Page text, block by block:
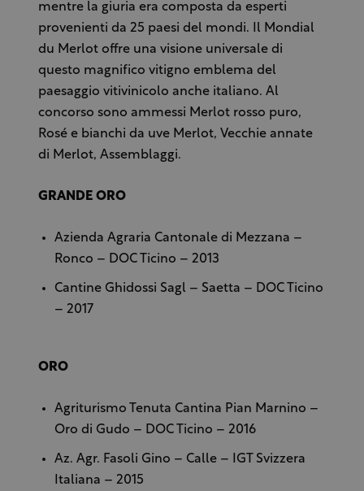
mentre la giuria era composta da esperti
provenienti da 25 paesi del mondi. Il Mondial
du Merlot offre una visione universale di
questo magnifico vitigno emblema del
paesaggio vitivinicolo anche italiano. Al
concorso sono ammessi Merlot rosso puro,
Rosé e bianchi da uve Merlot, Vecchie annate
di Merlot, Assemblaggi.
GRANDE ORO
Azienda Agraria Cantonale di Mezzana –
Ronco – DOC Ticino – 2013
Cantine Ghidossi Sagl – Saetta – DOC Ticino
– 2017
ORO
Agriturismo Tenuta Cantina Pian Marnino –
Oro di Gudo – DOC Ticino – 2016
Az. Agr. Fasoli Gino – Calle – IGT Svizzera
Italiana – 2015